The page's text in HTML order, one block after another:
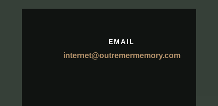
EMAIL
internet@outremermemory.com